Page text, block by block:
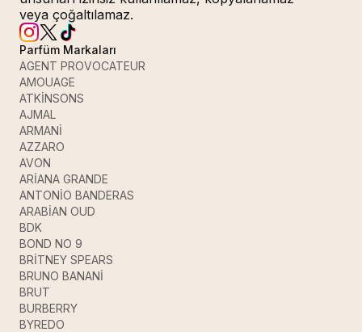
veya çoğaltılamaz.
Parfüm Markaları
AGENT PROVOCATEUR
AMOUAGE
ATKİNSONS
AJMAL
ARMANİ
AZZARO
AVON
ARİANA GRANDE
ANTONİO BANDERAS
ARABİAN OUD
BDK
BOND NO 9
BRİTNEY SPEARS
BRUNO BANANİ
BRUT
BURBERRY
BYREDO